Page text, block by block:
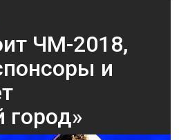
ЧМ-2018,
и
город»